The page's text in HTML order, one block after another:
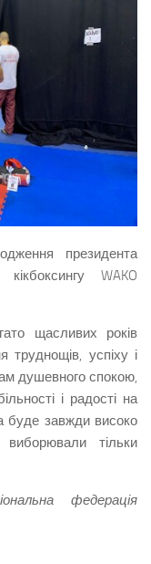
президента
WAKO
щасливих років
труднощів, успіху і
душевного спокою,
і радості на
завжди високо
виборювали тільки
федерація